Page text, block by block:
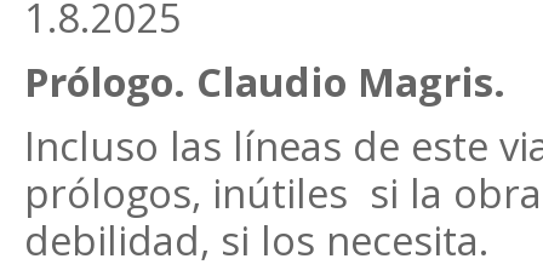
1.8.2025
Prólogo. Claudio Magris.
Incluso las líneas de este
prólogos, inútiles si la
debilidad, si los necesita.